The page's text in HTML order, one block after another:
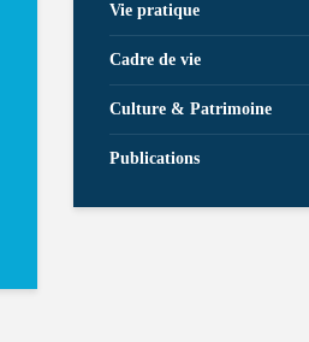
Vie pratique
Cadre de vie
Culture & Patrimoine
Publications